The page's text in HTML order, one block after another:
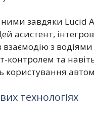
завдяки Lucid
асистент,
з
контролем та
користування
технологіях